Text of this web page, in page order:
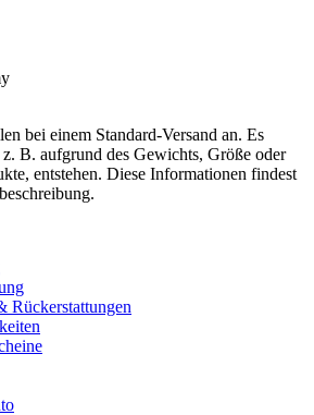
bei einem Standard-Versand an. Es
B. aufgrund des Gewichts, Größe oder
entstehen. Diese Informationen findest
Rückerstattungen